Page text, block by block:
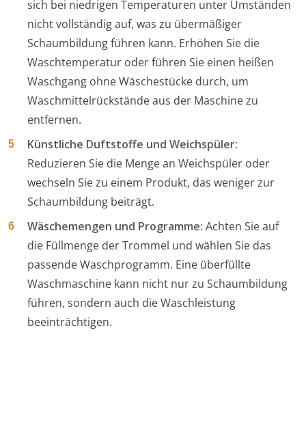
sich bei niedrigen Temperaturen unter Umständen
nicht vollständig auf, was zu übermäßiger
Schaumbildung führen kann. Erhöhen Sie die
Waschtemperatur oder führen Sie einen heißen
Waschgang ohne Wäschestücke durch, um
Waschmittelrückstände aus der Maschine zu
entfernen.
Künstliche Duftstoffe und Weichspüler:
Reduzieren Sie die Menge an Weichspüler oder
wechseln Sie zu einem Produkt, das weniger zur
Schaumbildung beiträgt.
Wäschemengen und Programme: Achten Sie auf
die Füllmenge der Trommel und wählen Sie das
passende Waschprogramm. Eine überfüllte
Waschmaschine kann nicht nur zu Schaumbildung
führen, sondern auch die Waschleistung
beeinträchtigen.